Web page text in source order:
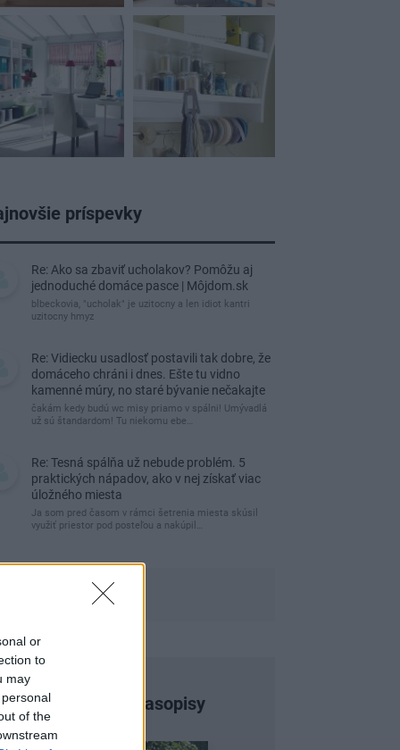
or
to
may
of the
príspevky
Re: Ako sa zbaviť ucholakov? Pomôžu aj
jednoduché domáce pasce | Môjdom.sk
blbeckovia, "ucholak" je uzitocny a len idiot kantri
uzitocny hmyz
Re: Vidiecku usadlosť postavili tak dobre, že
domáceho chráni i dnes. Ešte tu vidno
kamenné múry, no staré bývanie nečakajte
čakám kedy budú wc misy priamo v spálni! Umývadlá
už sú štandardom! Tu niekomu ebe…
Re: Tesná spálňa už nebude problém. 5
praktických nápadov, ako v nej získať viac
úložného miesta
Ja som pred časom v rámci šetrenia miesta skúsil
využiť priestor pod posteľou a nakúpil…
Najnovšie časopisy